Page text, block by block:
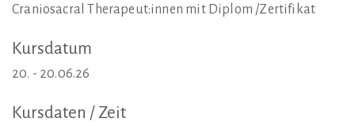
Craniosacral Therapeut:innen mit Diplom /Zertifikat
Kursdatum
20. - 20.06.26
Kursdaten / Zeit